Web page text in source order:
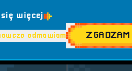
7 więcej
odmawiam